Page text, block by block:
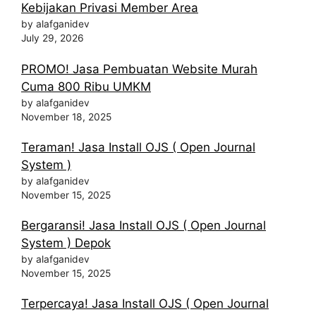
Kebijakan Privasi Member Area
by alafganidev
July 29, 2026
PROMO! Jasa Pembuatan Website Murah
Cuma 800 Ribu UMKM
by alafganidev
November 18, 2025
Teraman! Jasa Install OJS ( Open Journal
System )
by alafganidev
November 15, 2025
Bergaransi! Jasa Install OJS ( Open Journal
System ) Depok
by alafganidev
November 15, 2025
Terpercaya! Jasa Install OJS ( Open Journal